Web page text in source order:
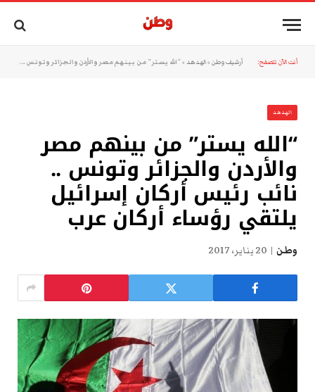
أنت الآن تتصفح: أرشيف وطن »الهدهد »“الله يستر” من بينهم مصر والأردن والجزائر وتونس .. نائب رئيس أركان إسرائيل يلتقي رؤساء أركان عرب
الهدهد
“الله يستر” من بينهم مصر
والأردن والجزائر وتونس ..
نائب رئيس أركان إسرائيل
يلتقي رؤساء أركان عرب
وطن 20 يناير، 2017